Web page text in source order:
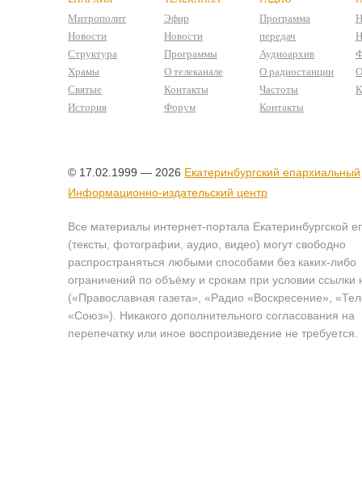
Митрополит
Новости
Структура
Храмы
Святые
История
Эфир
Новости
Программы
О телеканале
Контакты
Форум
Программа
передач
Аудиоархив
О радиостанции
Частоты
Контакты
© 17.02.1999 — 2026 Екатеринбургский епархиальный
Информационно-издательский центр
Все материалы интернет-портала Екатеринбургской
(тексты, фотографии, аудио, видео) могут свободно
распространяться любыми способами без каких-либо
ограничений по объёму и срокам при условии ссылки
(«Православная газета», «Радио «Воскресение»,
«Союз»). Никакого дополнительного согласования на
перепечатку или иное воспроизведение не требуется.